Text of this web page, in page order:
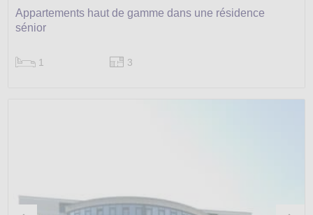
Appartements haut de gamme dans une résidence
sénior
1 3